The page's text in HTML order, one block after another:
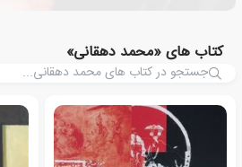
کتاب های «محمد دهقانی»